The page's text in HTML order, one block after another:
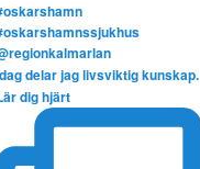
delar jag livsviktig kunskap.
dig hjärt